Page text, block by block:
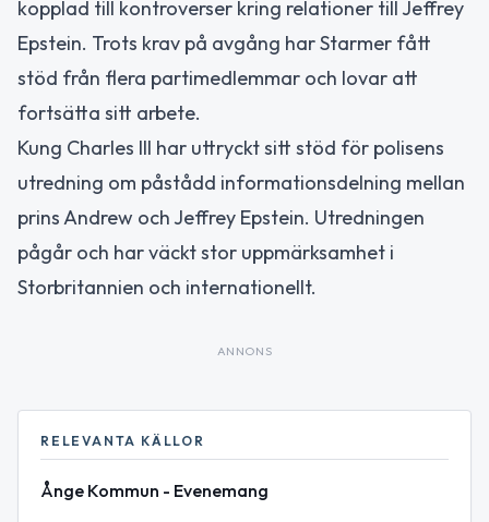
kopplad till kontroverser kring relationer till Jeffrey
Epstein. Trots krav på avgång har Starmer fått
stöd från flera partimedlemmar och lovar att
fortsätta sitt arbete.
Kung Charles III har uttryckt sitt stöd för polisens
utredning om påstådd informationsdelning mellan
prins Andrew och Jeffrey Epstein. Utredningen
pågår och har väckt stor uppmärksamhet i
Storbritannien och internationellt.
ANNONS
RELEVANTA KÄLLOR
Ånge Kommun - Evenemang